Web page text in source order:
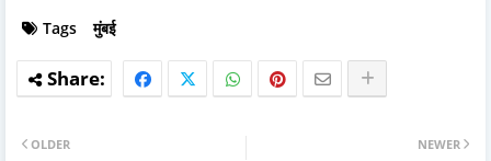
Tags मुंबई
NEWER
OLDER